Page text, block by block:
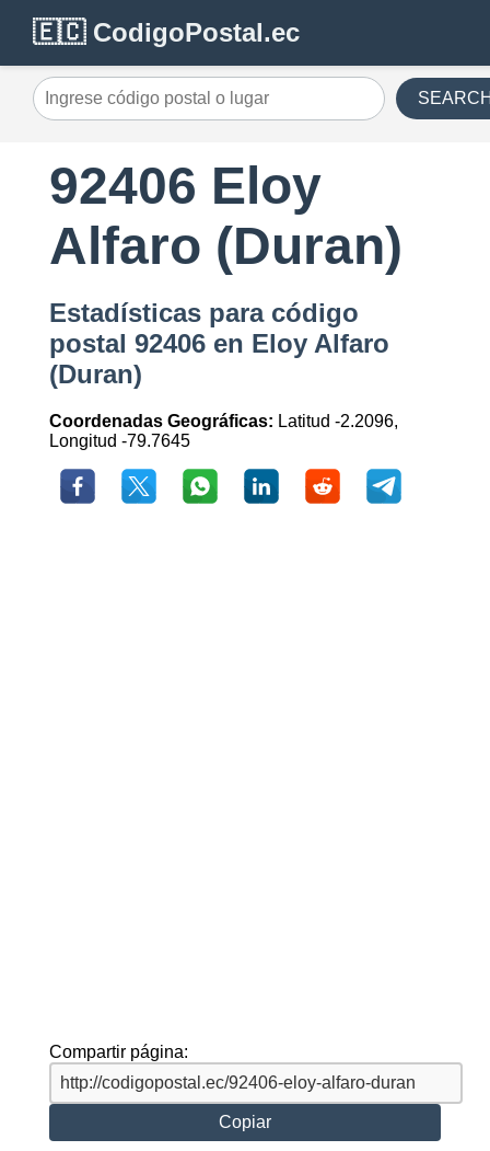
🇪🇨 CodigoPostal.ec
92406 Eloy
Alfaro (Duran)
Estadísticas para código
postal 92406 en Eloy Alfaro
(Duran)
Coordenadas Geográficas: Latitud -2.2096,
Longitud -79.7645
Compartir página:
Copiar